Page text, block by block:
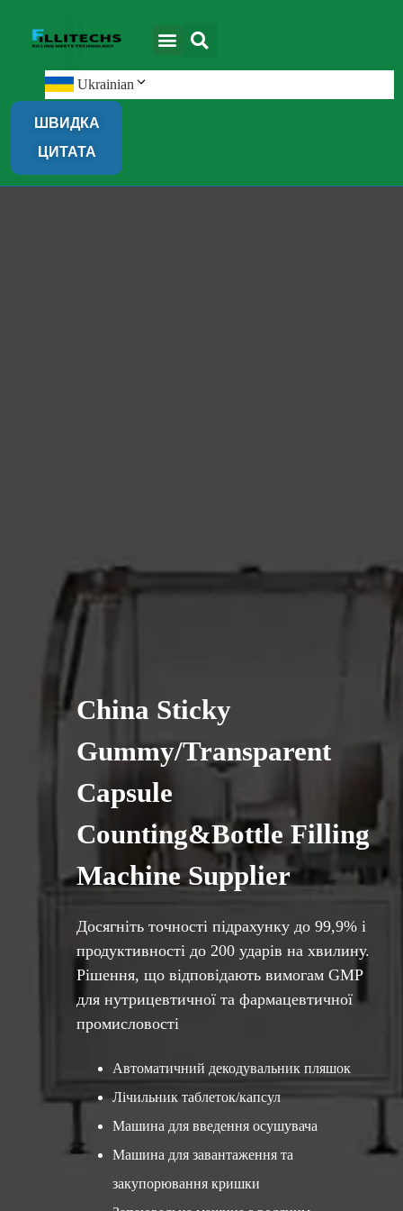
Ukrainian
ШВИДКА
ЦИТАТА
China Sticky
Gummy/Transparent
Capsule
Counting&Bottle Filling
Machine Supplier
Досягніть точності підрахунку до 99,9% і
продуктивності до 200 ударів на хвилину.
Рішення, що відповідають вимогам GMP
для нутрицевтичної та фармацевтичної
промисловості
Автоматичний декодувальник пляшок
Лічильник таблеток/капсул
Машина для введення осушувача
Машина для завантаження та
закупорювання кришки